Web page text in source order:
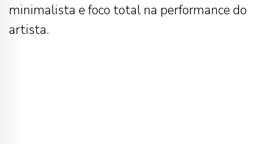
minimalista e foco total na performance do
artista.